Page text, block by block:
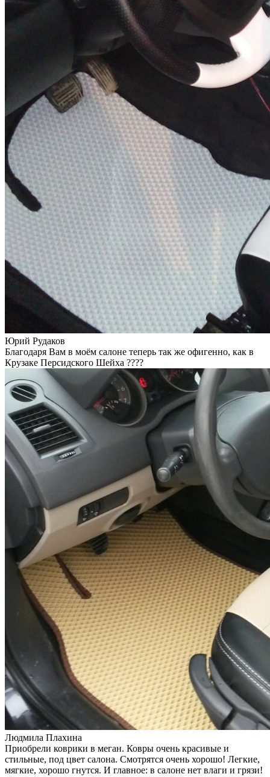
Юрий Рудаков
Благодаря Вам в моём салоне теперь так же офигенно, как в
Крузаке Персидского Шейха ????
Людмила Плахина
Приобрели коврики в меган. Ковры очень красивые и
стильные, под цвет салона. Смотрятся очень хорошо! Легкие,
мягкие, хорошо гнутся. И главное: в салоне нет влаги и грязи!